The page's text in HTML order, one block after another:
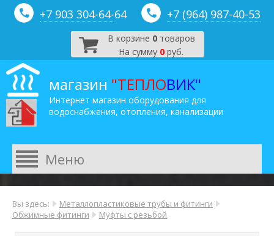
+7 903 304-64-64 +7 (964) 987-40-53
В корзине 0товаров
На сумму 0 руб.
магазин "ТЕПЛОВИК"
Интернет магазин оборудования для
водоснабжения, отопления, канализации
Вы здесь:
Металлопластиковые трубы и фитинги
Обжимные фитинги
Муфты с резьбой